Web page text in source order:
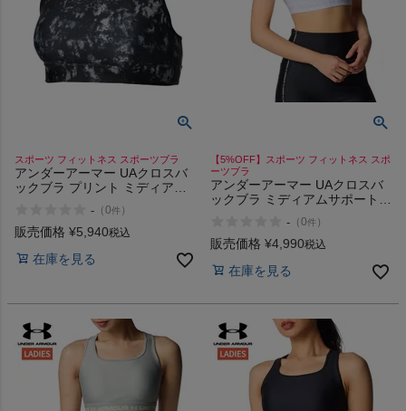
スポーツ フィットネス スポーツブラ
アンダーアーマー UAクロスバ
ックブラ プリント ミディアム
Cross Back Bra Print Medium
Support
- （0件 ）
販売価格 ¥5,940税込
在庫を見る
【5%OFF】スポーツ フィットネス スポ
ーツブラ
アンダーアーマー UAクロスバ
ックブラ ミディアムサポート
Back Bra Medium Support
- （0件 ）
販売価格 ¥4,990税込
在庫を見る